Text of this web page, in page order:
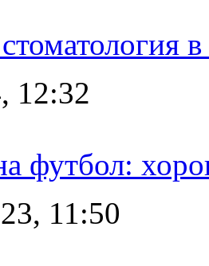
12:32
футбол:
11:50